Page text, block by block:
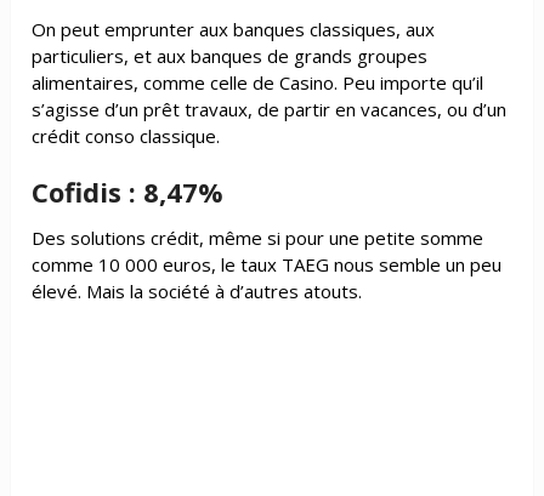
On peut emprunter aux banques classiques, aux
particuliers, et aux banques de grands groupes
alimentaires, comme celle de Casino. Peu importe qu’il
s’agisse d’un prêt travaux, de partir en vacances, ou d’un
crédit conso classique.
Cofidis : 8,47%
Des solutions crédit, même si pour une petite somme
comme 10 000 euros, le taux TAEG nous semble un peu
élevé. Mais la société à d’autres atouts.